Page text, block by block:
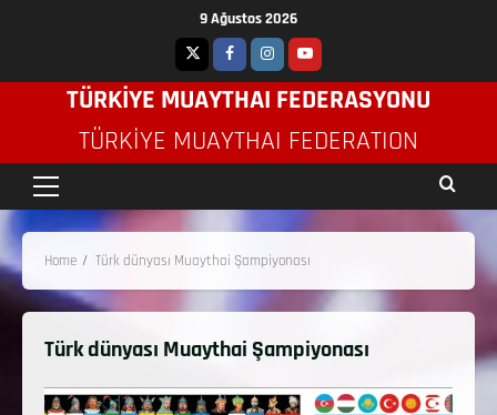
9 Ağustos 2026
TÜRKİYE MUAYTHAI FEDERASYONU
TÜRKIYE MUAYTHAI FEDERATION
Home Türk dünyası Muaythai Şampiyonası
Türk dünyası Muaythai Şampiyonası